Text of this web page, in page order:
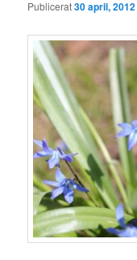
Publicerat30 april, 2012